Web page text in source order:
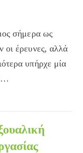
σήμερα ως
οι έρευνες, αλλά
υπήρχε μία